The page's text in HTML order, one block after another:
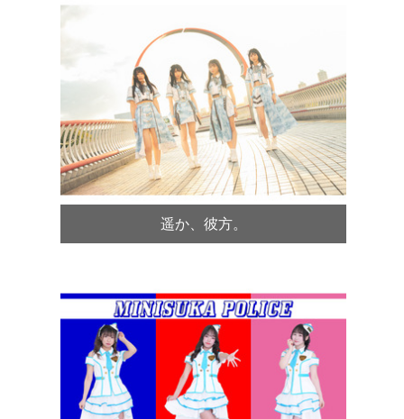
遥か、彼方。